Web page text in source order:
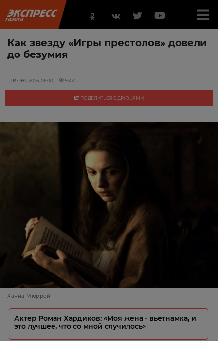
Как звезду «Игры престолов» довели
до безумия
1 ИЮНЯ 2026, 06:00 5307
ПОДЕЛИТЬСЯ С ДРУЗЬЯМИ
Ханна Мюррей
Актер Роман Хардиков: «Моя жена - вьетнамка, и
это лучшее, что со мной случилось»